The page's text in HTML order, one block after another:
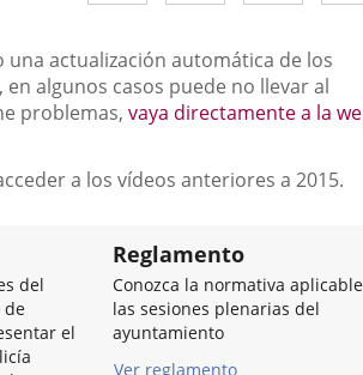
una
aplicación
externa.
una
aplicación
externa.
una
una actualización automática de los
en algunos casos puede no llevar al
problemas, vaya directamente a la
a los vídeos anteriores a 2015.
del
de
el
Reglamento
Conozca la normativa
las sesiones plenarias del
ayuntamiento
Ver reglamento